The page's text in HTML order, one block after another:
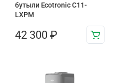
бутыли Ecotronic C11-
LXPM
42 300 ₽